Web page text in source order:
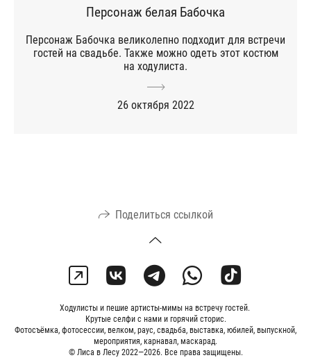
Персонаж белая Бабочка
Персонаж Бабочка великолепно подходит для встречи
гостей на свадьбе. Также можно одеть этот костюм
на ходулиста.
26 октября 2022
Поделиться ссылкой
Ходулисты и пешие артисты-мимы на встречу гостей.
Крутые селфи с нами и горячий сторис.
Фотосъёмка, фотосессии, велком, раус, свадьба, выставка, юбилей, выпускной,
мероприятия, карнавал, маскарад.
© Лиса в Лесу 2022—2026. Все права защищены.